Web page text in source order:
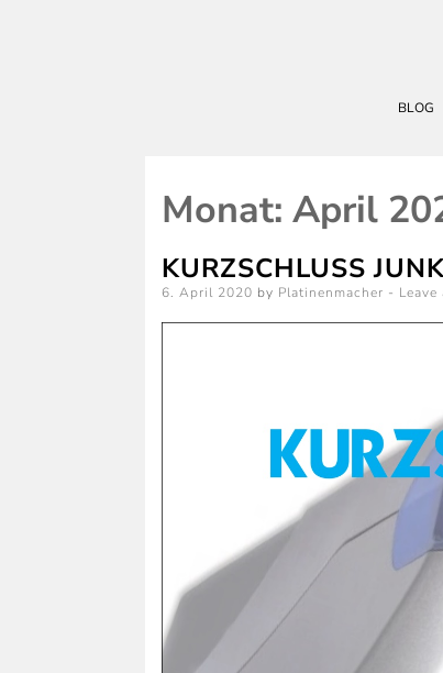
BLOG
Monat: April
KURZSCHLUSS
Posted
6. April 2020 by Platinenmacher